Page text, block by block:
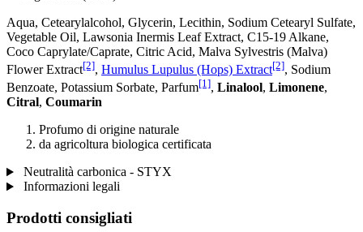
Aqua, Cetearylalcohol, Glycerin, Lecithin, Sodium Cetearyl Sulfate,
Vegetable Oil, Lawsonia Inermis Leaf Extract, C15-19 Alkane,
Coco Caprylate/Caprate, Citric Acid, Malva Sylvestris (Malva)
Flower Extract[2], Humulus Lupulus (Hops) Extract[2], Sodium
Benzoate, Potassium Sorbate, Parfum[1], Linalool, Limonene,
Citral, Coumarin
Profumo di origine naturale
da agricoltura biologica certificata
Neutralità carbonica - STYX
Informazioni legali
Prodotti consigliati